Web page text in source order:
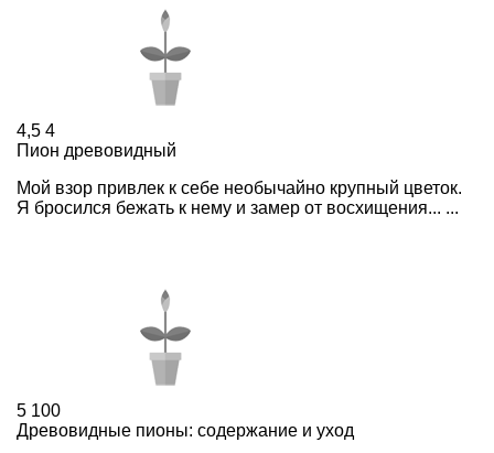
4,5 4
Пион древовидный
Мой взор привлек к себе необычайно крупный цветок.
Я бросился бежать к нему и замер от восхищения... ...
5 100
Древовидные пионы: содержание и уход